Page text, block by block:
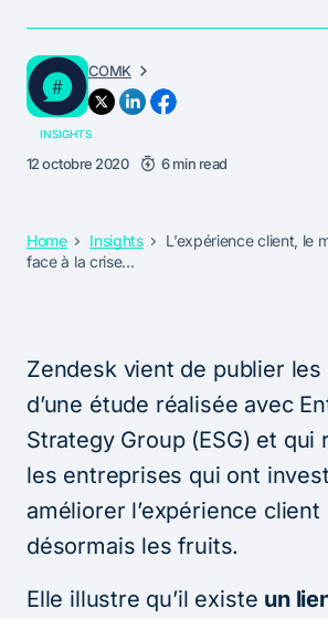
COMK
INSIGHTS
12 octobre 2020 6 min read
Home Insights
L’expérience client, le
face à la crise…
Zendesk vient de publier
d’une étude réalisée avec
Strategy Group (ESG) et qui
les entreprises qui ont
améliorer l’expérience
désormais les fruits.
Elle illustre qu’il existe un